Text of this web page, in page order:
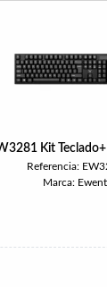
Kit
Referencia:
Marca: Ewent